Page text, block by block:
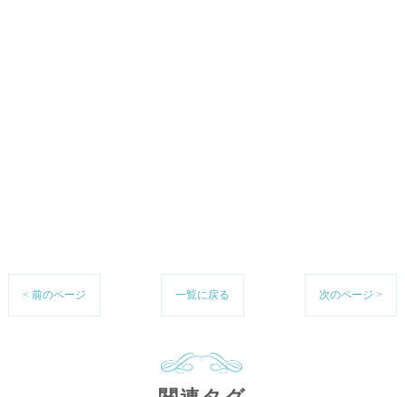
< 前のページ 一覧に戻る 次のページ >